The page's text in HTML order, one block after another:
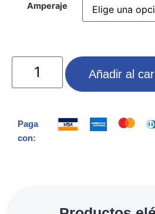
Amperaje
Añadir al
Paga
con: